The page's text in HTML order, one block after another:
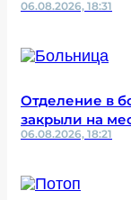
06.08.2026, 18:31
Отделение в
закрыли на
06.08.2026, 18:21